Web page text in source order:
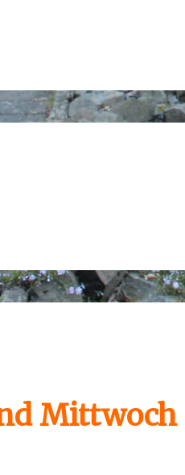
Mittwoch